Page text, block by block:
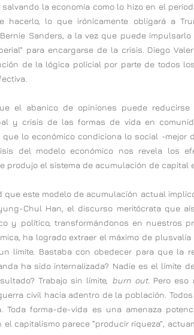
la economía como lo hizo en el
hacerlo, lo que irónicamente obligará a
Sanders, a la vez que puede
para encargarse de la crisis. Diego
de la lógica policial por parte de todos
el abanico de opiniones puede
y crisis de las formas de vida en
que lo económico condiciona lo social -mejor
del modelo económico nos revela los
produjo el sistema de acumulación de capital
que este modelo de acumulación actual
Chul Han, el discurso meritócrata que
y político, transformándonos en nuestros
ha logrado extraer el máximo de
límite. Bastaba con obedecer para que la
ha sido internalizada? Nadie es el límite
Trabajo sin límite, burn out. Pero eso
civil hacia adentro de la población.
Toda forma-de-vida es una amenaza
el capitalismo parece “producir riqueza”,